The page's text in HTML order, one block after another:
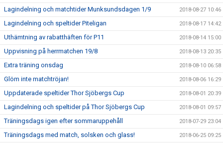
Lagindelning och matchtider Munksundsdagen 1/9 2018-08-27 10:46
Lagindelning och speltider Piteligan 2018-08-17 14:42
Uthämtning av rabatthäften för P11 2018-08-14 15:00
Uppvisning på herrmatchen 19/8 2018-08-13 20:35
Extra träning onsdag 2018-08-10 06:58
Glöm inte matchtröjan! 2018-08-06 16:29
Uppdaterade speltider Thor Sjöbergs Cup 2018-08-01 20:39
Lagindelning och speltider på Thor Sjöbergs Cup 2018-08-01 09:57
Träningsdags igen efter sommaruppehåll 2018-07-29 23:04
Träningsdags med match, solsken och glass! 2018-06-25 09:25